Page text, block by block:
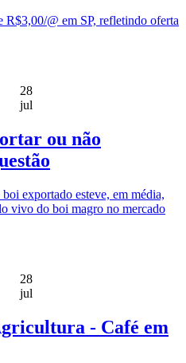
R$3,00/@ em SP, refletindo oferta
28
jul
ou não
exportado esteve, em média,
vivo do boi magro no mercado
28
jul
- Café em